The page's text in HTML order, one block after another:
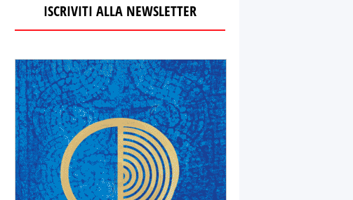
ISCRIVITI ALLA NEWSLETTER